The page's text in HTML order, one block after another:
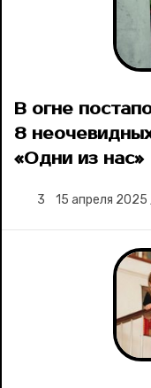
В огне
8
«Одни из нас»
3 15 апреля 2025